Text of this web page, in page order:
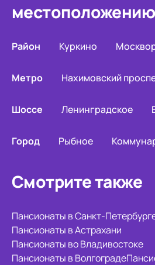
местоположению
Район Куркино
Метро Нахимовский
Шоссе Ленинградское
Город Рыбное
Смотрите также
Пансионаты в Санкт-
Пансионаты в Астрахани
Пансионаты во Владивостоке
Пансионаты в Волгограде